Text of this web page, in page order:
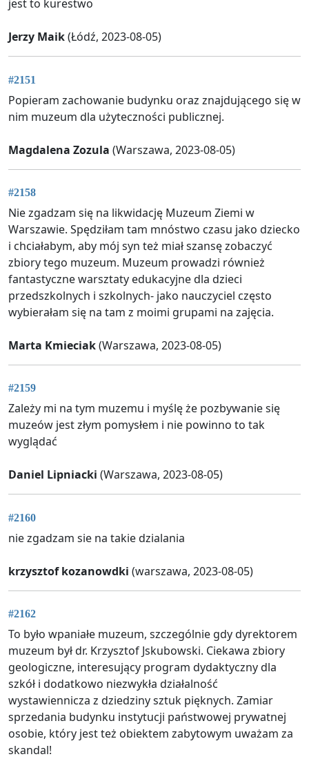
jest to kurestwo
Jerzy Maik(Łódź, 2023-08-05)
#2151
Popieram zachowanie budynku oraz znajdującego się w
nim muzeum dla użyteczności publicznej.
Magdalena Zozula (Warszawa, 2023-08-05)
#2158
Nie zgadzam się na likwidację Muzeum Ziemi w
Warszawie. Spędziłam tam mnóstwo czasu jako dziecko
i chciałabym, aby mój syn też miał szansę zobaczyć
zbiory tego muzeum. Muzeum prowadzi również
fantastyczne warsztaty edukacyjne dla dzieci
przedszkolnych i szkolnych- jako nauczyciel często
wybierałam się na tam z moimi grupami na zajęcia.
Marta Kmieciak(Warszawa, 2023-08-05)
#2159
Zależy mi na tym muzemu i myślę że pozbywanie się
muzeów jest złym pomysłem i nie powinno to tak
wyglądać
Daniel Lipniacki (Warszawa, 2023-08-05)
#2160
nie zgadzam sie na takie dzialania
krzysztof kozanowdki (warszawa, 2023-08-05)
#2162
To było wpaniałe muzeum, szczególnie gdy dyrektorem
muzeum był dr. Krzysztof Jskubowski. Ciekawa zbiory
geologiczne, interesujący program dydaktyczny dla
szkół i dodatkowo niezwykła działalność
wystawiennicza z dziedziny sztuk pięknych. Zamiar
sprzedania budynku instytucji państwowej prywatnej
osobie, który jest też obiektem zabytowym uważam za
skandal!